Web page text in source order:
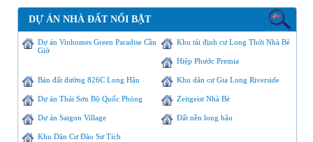
DỰ ÁN NHÀ ĐẤT NỔI BẬT
Dự án Vinhomes Green Paradise Cần
Giờ
Khu tái định cư Long Thới Nhà Bè
Hiệp Phước Premia
Bán đất đường 826C Long Hậu Khu dân cư Gia Long Riverside
Dự án Thái Sơn Bộ Quốc Phòng Zeitgeist Nhà Bè
Dự án Saigon Village Đất nền long hậu
Khu Dân Cư Đào Sư Tích